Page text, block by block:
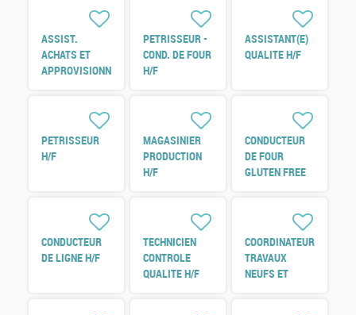
ASSIST.
ACHATS ET
APPROVISIONNEMENTS
PETRISSEUR -
COND. DE FOUR
H/F
ASSISTANT(E)
QUALITE H/F
PETRISSEUR
H/F
MAGASINIER
PRODUCTION
H/F
CONDUCTEUR
DE FOUR
GLUTEN FREE
CONDUCTEUR
DE LIGNE H/F
TECHNICIEN
CONTROLE
QUALITE H/F
COORDINATEUR
TRAVAUX
NEUFS ET